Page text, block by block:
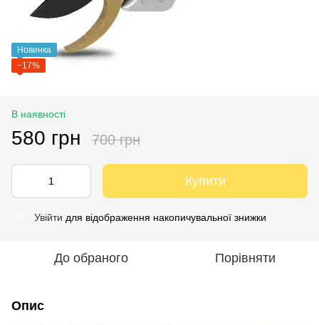
Новинка
−17%
В наявності
580 грн 700 грн
Купити
Увійти для відображення накопичувальної знижки
До обраного Порівняти
Опис